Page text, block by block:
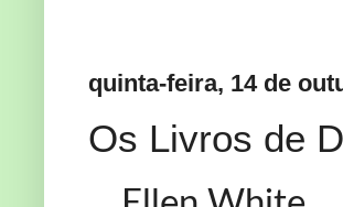
quinta-feira, 14 de
Os Livros de